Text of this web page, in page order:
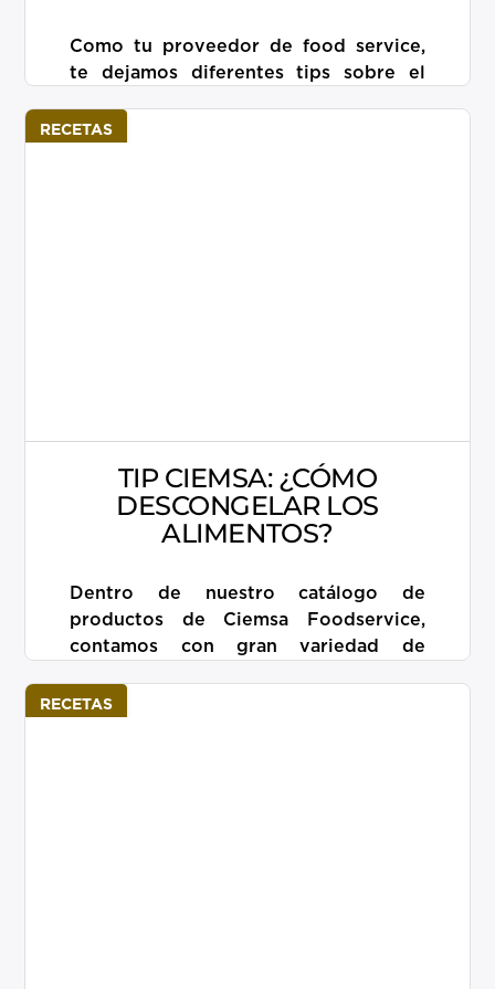
Como tu proveedor de food service,
te dejamos diferentes tips sobre el
alimentos. En esta ocación queremos
RECETAS
TIP CIEMSA: ¿CÓMO
DESCONGELAR LOS
ALIMENTOS?
Dentro de nuestro catálogo de
productos de Ciemsa Foodservice,
contamos con gran variedad de
brindarán una preparación más rápida,
RECETAS